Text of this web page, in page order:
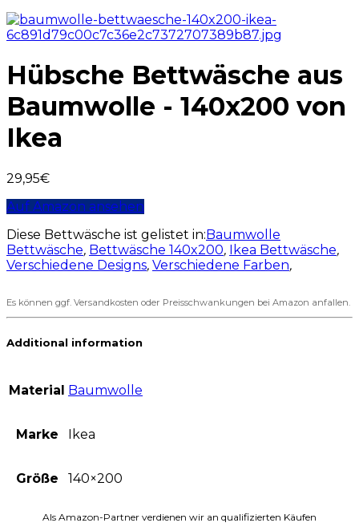
Hübsche Bettwäsche aus
Baumwolle - 140x200 von
Ikea
29,95€
Auf Amazon ansehen
Diese Bettwäsche ist gelistet in:Baumwolle
Bettwäsche, Bettwäsche 140x200, Ikea Bettwäsche,
Verschiedene Designs, Verschiedene Farben,
Es können ggf. Versandkosten oder Preisschwankungen bei Amazon anfallen.
Additional information
Material Baumwolle
Marke Ikea
Größe 140×200
Als Amazon-Partner verdienen wir an qualifizierten Käufen